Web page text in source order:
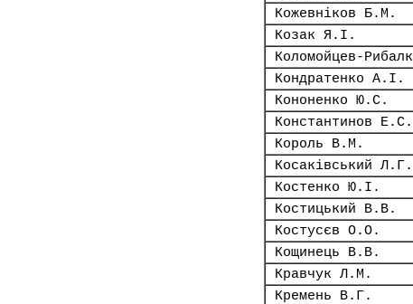
Кожевніков Б.М.
Козак Я.І.
Коломойцев-
Кондратенко А.І.
Кононенко Ю.С.
Константинов Е.С.
Король В.М.
Косаківський Л.Г.
Костенко Ю.І.
Костицький В.В.
Костусєв О.О.
Кощинець В.В.
Кравчук Л.М.
Кремень В.Г.